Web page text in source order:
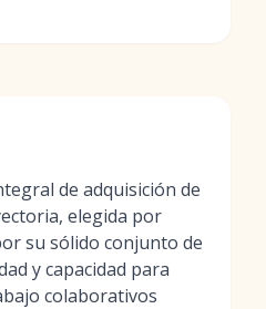
de adquisición de
elegida por
su sólido conjunto de
y capacidad para
colaborativos